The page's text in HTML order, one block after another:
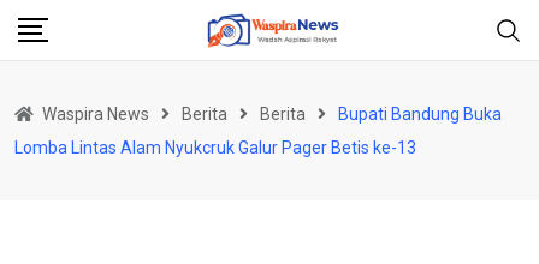
Skip
Waspira News Berita Berita
Bupati Bandung Buka
Lomba Lintas Alam Nyukcruk Galur Pager Betis ke-13